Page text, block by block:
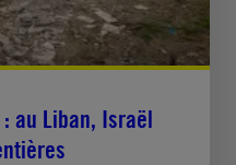
au Liban, Israël